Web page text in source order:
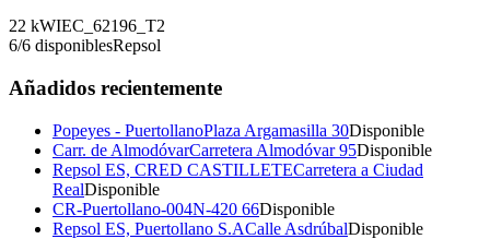
22 kWIEC_62196_T2
6/6 disponiblesRepsol
Añadidos recientemente
Popeyes - PuertollanoPlaza Argamasilla 30Disponible
Carr. de AlmodóvarCarretera Almodóvar 95Disponible
Repsol ES, CRED CASTILLETECarretera a Ciudad
RealDisponible
CR-Puertollano-004N-420 66Disponible
Repsol ES, Puertollano S.ACalle AsdrúbalDisponible